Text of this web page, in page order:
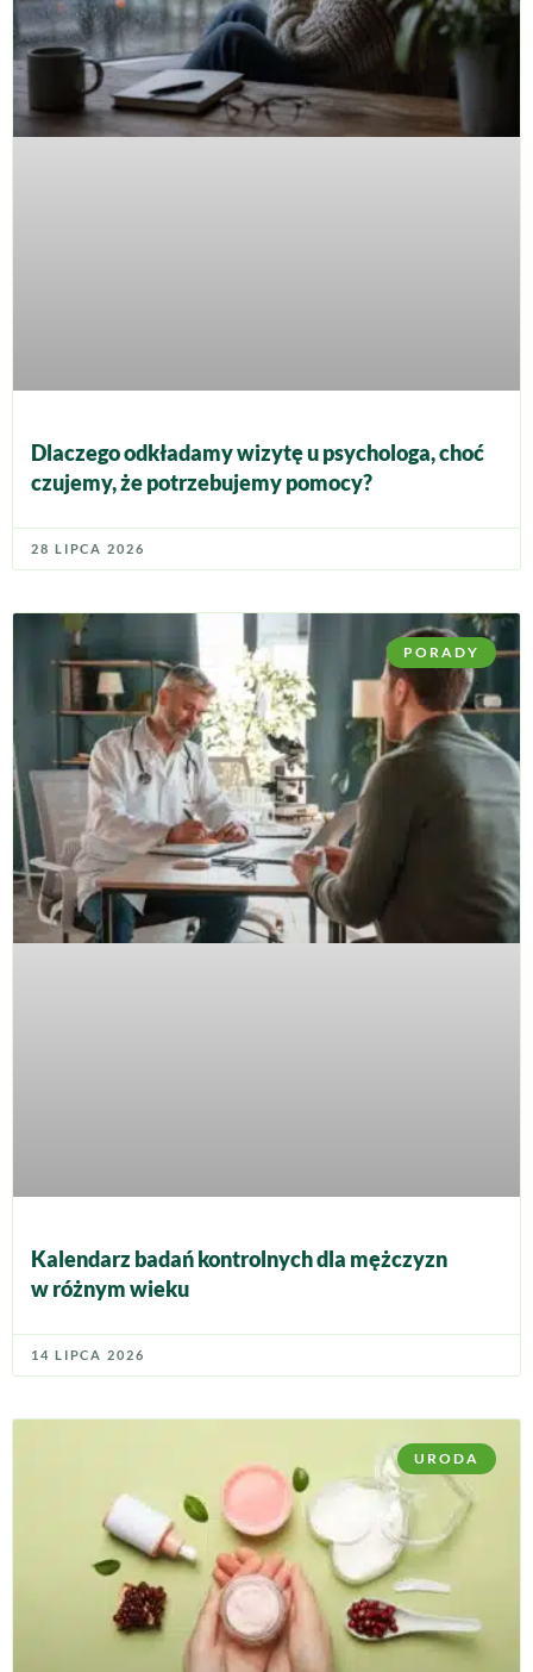
Dlaczego odkładamy wizytę u psychologa, choć
czujemy, że potrzebujemy pomocy?
28 LIPCA 2026
PORADY
Kalendarz badań kontrolnych dla mężczyzn
w różnym wieku
14 LIPCA 2026
URODA